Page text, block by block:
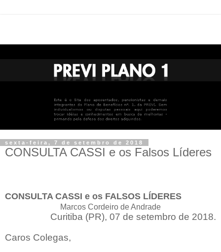
sexta-feira, 7 de setembro de 2018
CONSULTA CASSI e os Falsos Líderes
CONSULTA CASSI e os FALSOS LÍDERES
Marcos Cordeiro de Andrade
Curitiba (PR), 07 de setembro de 2018.
Caros Colegas,